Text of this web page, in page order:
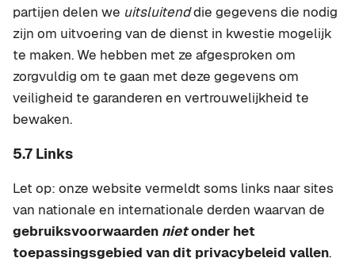
partijen delen we uitsluitenddie gegevens die nodig
zijn om uitvoering van de dienst in kwestie mogelijk
te maken. We hebben met ze afgesproken om
zorgvuldig om te gaan met deze gegevens om
veiligheid te garanderen en vertrouwelijkheid te
bewaken.
5.7 Links
Let op: onze website vermeldt soms links naar sites
van nationale en internationale derden waarvan de
gebruiksvoorwaarden nietonder het
toepassingsgebied van dit privacybeleid vallen.